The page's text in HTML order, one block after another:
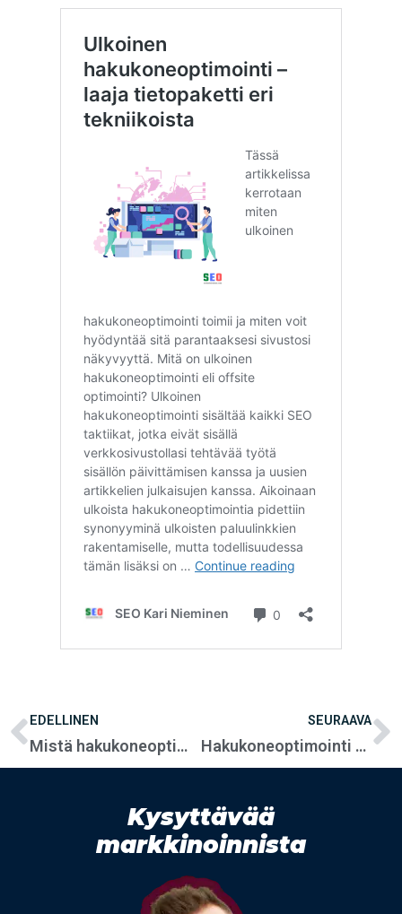
EDELLINEN
Mistä hakukoneoptimoinnin tulokset näkee?
SEURAAVA
Hakukoneoptimointi vinkit – 40 vinkkiä onnistuneeseen hakukoneoptimointiin
Kysyttävää
markkinoinnista